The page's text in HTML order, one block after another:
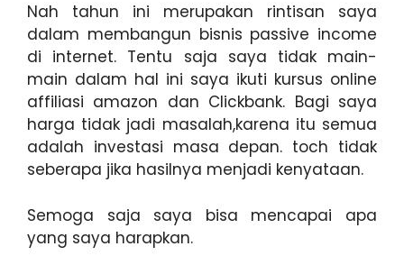
Nah tahun ini merupakan rintisan saya
dalam membangun bisnis passive income
di internet. Tentu saja saya tidak main-
main dalam hal ini saya ikuti kursus online
affiliasi amazon dan Clickbank. Bagi saya
harga tidak jadi masalah,karena itu semua
adalah investasi masa depan. toch tidak
seberapa jika hasilnya menjadi kenyataan.
Semoga saja saya bisa mencapai apa
yang saya harapkan.